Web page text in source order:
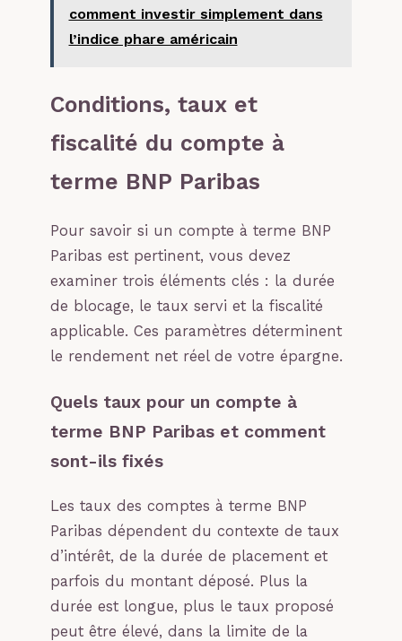
comment investir simplement dans
l’indice phare américain
Conditions, taux et
fiscalité du compte à
terme BNP Paribas
Pour savoir si un compte à terme BNP
Paribas est pertinent, vous devez
examiner trois éléments clés : la durée
de blocage, le taux servi et la fiscalité
applicable. Ces paramètres déterminent
le rendement net réel de votre épargne.
Quels taux pour un compte à
terme BNP Paribas et comment
sont-ils fixés
Les taux des comptes à terme BNP
Paribas dépendent du contexte de taux
d’intérêt, de la durée de placement et
parfois du montant déposé. Plus la
durée est longue, plus le taux proposé
peut être élevé, dans la limite de la